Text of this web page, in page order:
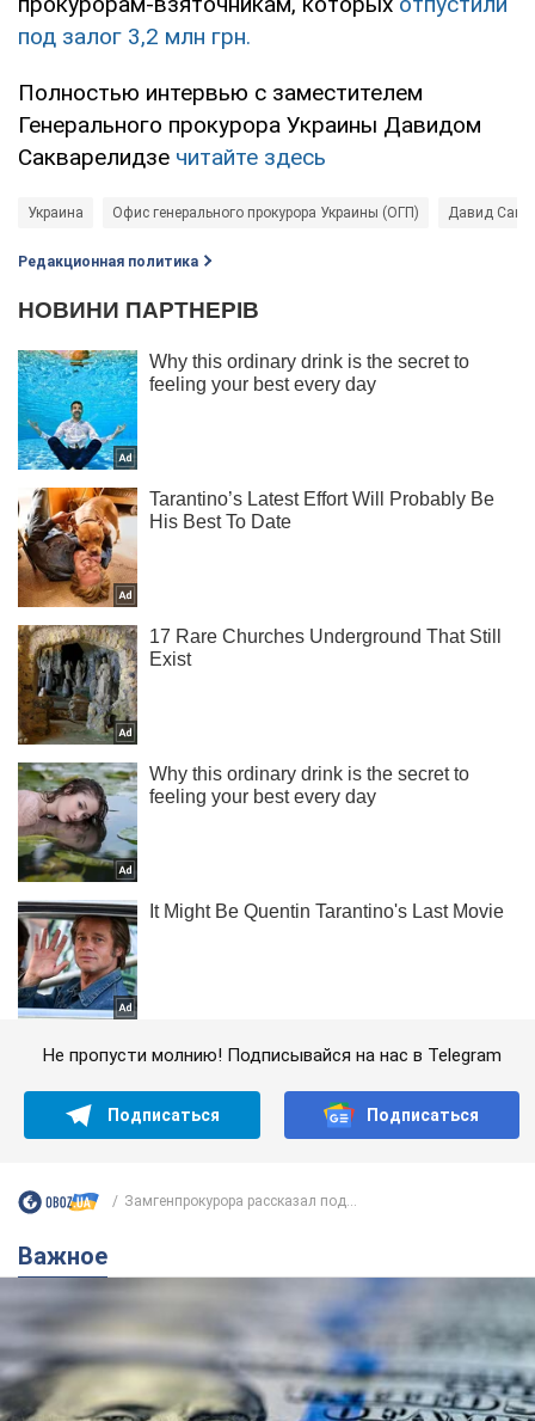
под залог 3,2 млн грн.
Полностью интервью с заместителем
Генерального прокурора Украины Давидом
Сакварелидзе читайте здесь
Украина Офис генерального прокурора Украины (ОГП) Давид
Редакционная политика
Не пропусти молнию! Подписывайся на нас в Telegram
Подписаться Подписаться
Замгенпрокурора рассказал под...
Важное